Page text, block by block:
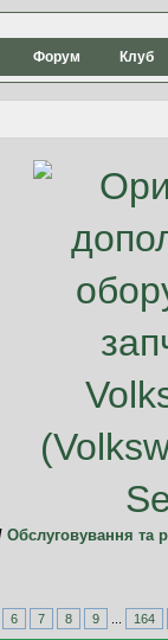
Форум Клуб
Обслуговування та
6 7 8 9 164